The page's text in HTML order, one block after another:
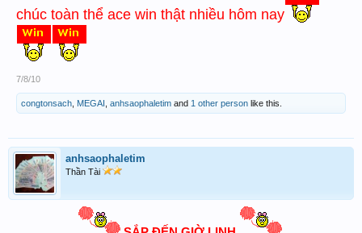
chúc toàn thể ace win thật nhiều hôm nay
7/8/10
congtonsach MEGAI anhsaophaletim and 1 other person like this.
anhsaophaletim
Thần Tài